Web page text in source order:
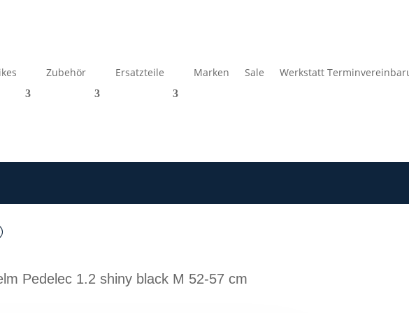
Zubehör Ersatzteile Marken Sale Werkstatt
Pedelec 1.2 shiny black M 52-57 cm